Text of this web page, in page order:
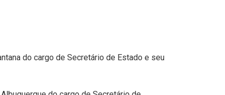
do cargo de Secretário de Estado e seu